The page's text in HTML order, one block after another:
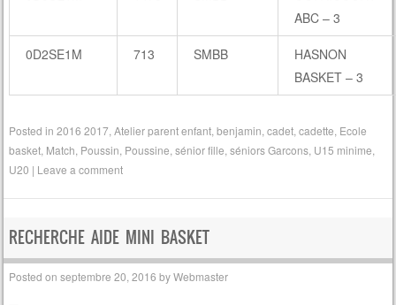
ABC – 3
0D2SE1M 713 SMBB
HASNON
BASKET – 3
Posted in2016 2017 ,Atelier parent enfant ,benjamin ,cadet ,cadette Ecole
basket Match Poussin Poussine ,sénior fille ,séniors Garcons U15 minime
U20 | Leave a comment
RECHERCHE AIDE MINI BASKET
Posted onseptembre 20, 2016 byWebmaster